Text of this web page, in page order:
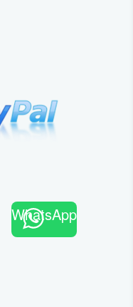
WhatsApp